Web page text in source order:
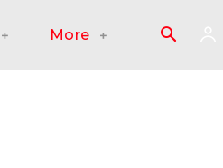
More